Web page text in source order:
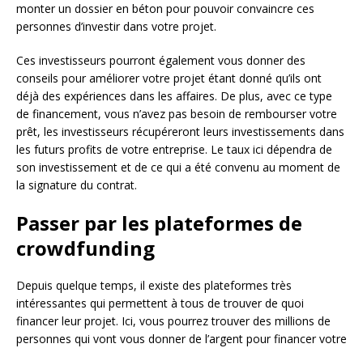
monter un dossier en béton pour pouvoir convaincre ces
personnes d’investir dans votre projet.
Ces investisseurs pourront également vous donner des
conseils pour améliorer votre projet étant donné qu’ils ont
déjà des expériences dans les affaires. De plus, avec ce type
de financement, vous n’avez pas besoin de rembourser votre
prêt, les investisseurs récupéreront leurs investissements dans
les futurs profits de votre entreprise. Le taux ici dépendra de
son investissement et de ce qui a été convenu au moment de
la signature du contrat.
Passer par les plateformes de
crowdfunding
Depuis quelque temps, il existe des plateformes très
intéressantes qui permettent à tous de trouver de quoi
financer leur projet. Ici, vous pourrez trouver des millions de
personnes qui vont vous donner de l’argent pour financer votre